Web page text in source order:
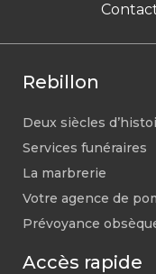
Rebillon
Deux siècles
Services funéraires
La marbrerie
Votre agence de
Prévoyance
Accès rapide